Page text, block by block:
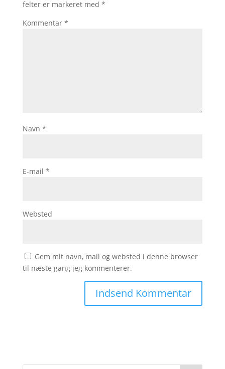
felter er markeret med *
Kommentar *
Navn *
E-mail *
Websted
Gem mit navn, mail og websted i denne browser
til næste gang jeg kommenterer.